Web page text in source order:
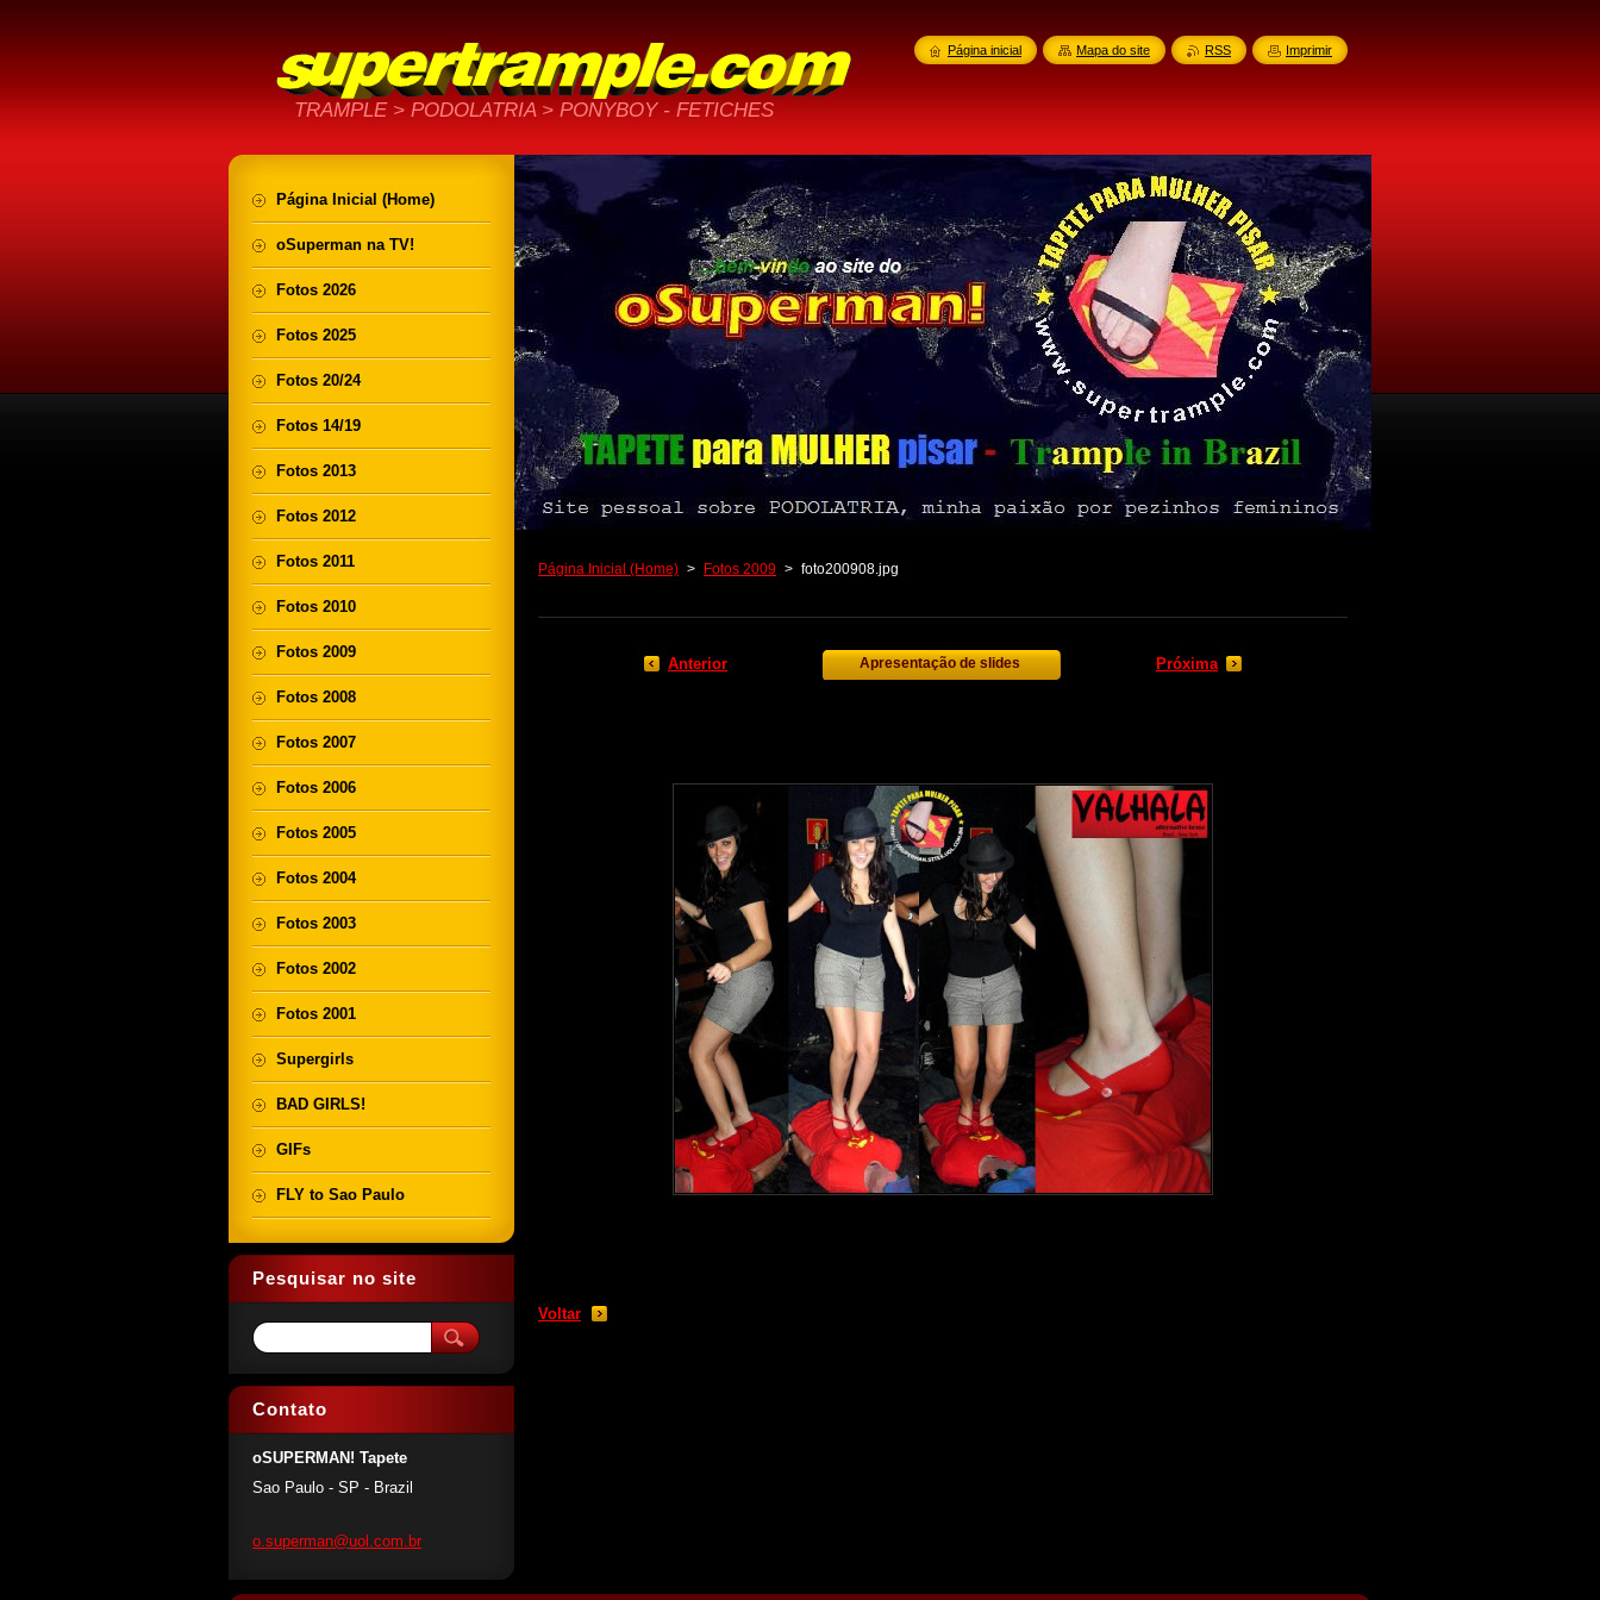
TRAMPLE > PODOLATRIA > PONYBOY - FETICHES
Página Inicial (Home) > Fotos 2009 > foto200908.jpg
Anterior Apresentação de slides Próxima
Voltar
Página Inicial (Home)
oSuperman na TV!
Fotos 2026
Fotos 2025
Fotos 20/24
Fotos 14/19
Fotos 2013
Fotos 2012
Fotos 2011
Fotos 2010
Fotos 2009
Fotos 2008
Fotos 2007
Fotos 2006
Fotos 2005
Fotos 2004
Fotos 2003
Fotos 2002
Fotos 2001
Supergirls
BAD GIRLS!
GIFs
FLY to Sao Paulo
Pesquisar no site
Contato
oSUPERMAN! Tapete
Sao Paulo - SP - Brazil
o.superman@uol.com.br
Página inicial Mapa do site RSS Imprimir